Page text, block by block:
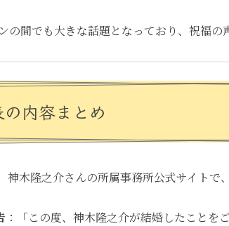
の間でも大きな話題となっており、祝福の
内容まとめ
神木隆之介さんの所属事務所公式サイトで
：「この度、神木隆之介が結婚したことを